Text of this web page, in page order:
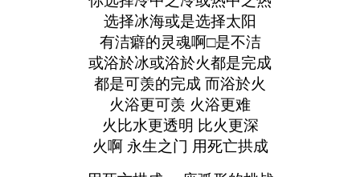
选择冰海或是选择太阳
有洁癖的灵魂啊□是不洁
或浴於冰或浴於火都是完成
都是可羡的完成 而浴於火
火浴更可羡 火浴更难
火比水更透明 比火更深
火啊 永生之门 用死亡拱成